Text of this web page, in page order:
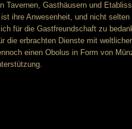
Tavernen, Gasthäusern und
ihre Anwesenheit, und nicht
für die Gastfreundschaft zu
die erbrachten Dienste mit
einen Obolus in Form von